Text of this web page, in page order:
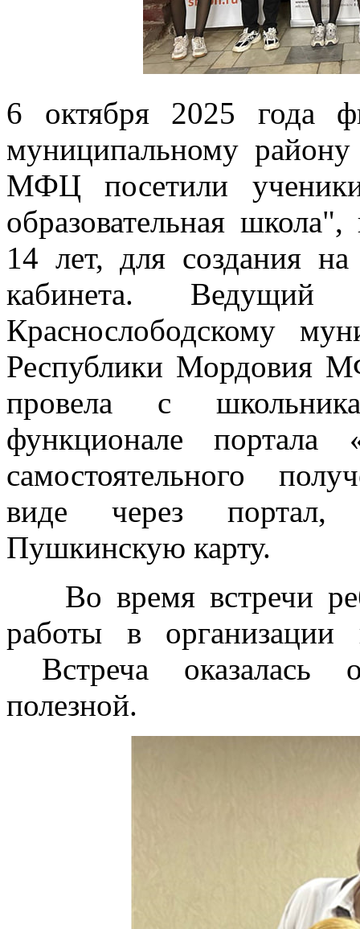
6 октября 2025 года
муниципальному
МФЦ посетили
образовательная
14 лет, для создания
кабинета.
Краснослободскому
Республики Мордовия
провела с
функционале портала
самостоятельного
виде через портал,
Пушкинскую карту.
Во время встречи
работы в
Встреча оказалась
полезной.